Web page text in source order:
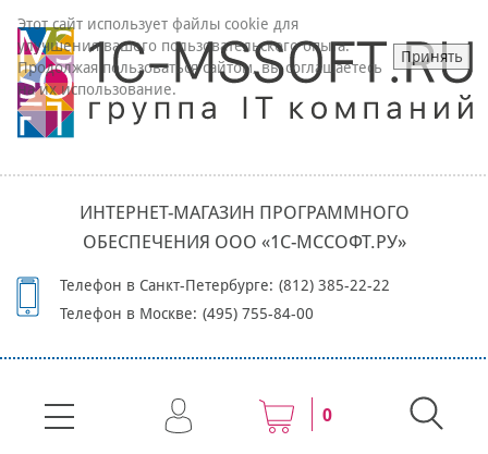
ИНТЕРНЕТ-МАГАЗИН ПРОГРАММНОГО
ОБЕСПЕЧЕНИЯ ООО «1С-МССОФТ.РУ»
Телефон в Санкт-Петербурге: (812) 385-22-22
Телефон в Москве: (495) 755-84-00
0
Этот сайт использует файлы cookie для
улучшения вашего пользовательского опыта.
Продолжая пользоваться сайтом, вы соглашаетесь
на их использование.
Принять